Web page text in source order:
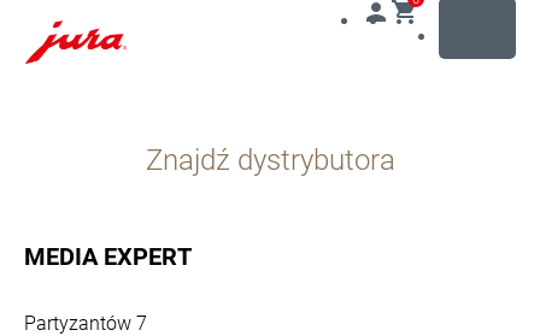
opcji
wyszukiwania
Znajdź dystrybutora
MEDIA EXPERT
Partyzantów 7